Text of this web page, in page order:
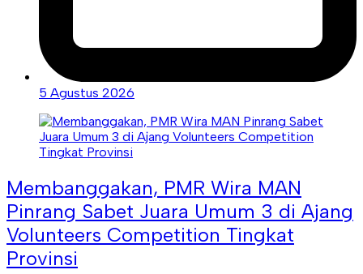
5 Agustus 2026
Membanggakan, PMR Wira MAN
Pinrang Sabet Juara Umum 3 di Ajang
Volunteers Competition Tingkat
Provinsi